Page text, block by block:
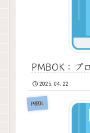
PMBOK：プ
2025.04.22
PMBOK